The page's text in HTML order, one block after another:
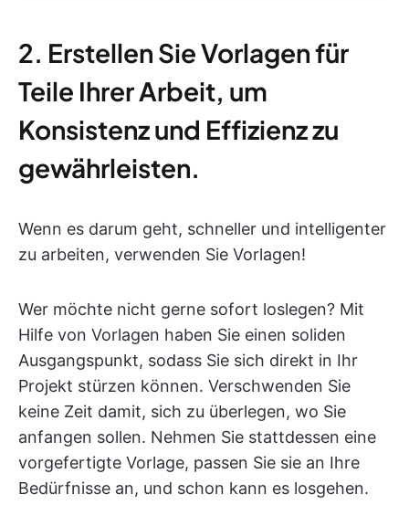
2. Erstellen Sie Vorlagen für
Teile Ihrer Arbeit, um
Konsistenz und Effizienz zu
gewährleisten.
Wenn es darum geht, schneller und intelligenter
zu arbeiten, verwenden Sie Vorlagen!
Wer möchte nicht gerne sofort loslegen? Mit
Hilfe von Vorlagen haben Sie einen soliden
Ausgangspunkt, sodass Sie sich direkt in Ihr
Projekt stürzen können. Verschwenden Sie
keine Zeit damit, sich zu überlegen, wo Sie
anfangen sollen. Nehmen Sie stattdessen eine
vorgefertigte Vorlage, passen Sie sie an Ihre
Bedürfnisse an, und schon kann es losgehen.